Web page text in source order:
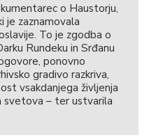
o Haustorju,
je zaznamovala
To je zgodba o
Rundeku in Srđanu
ponovno
gradivo razkriva,
vsakdanjega življenja
svetova – ter ustvarila